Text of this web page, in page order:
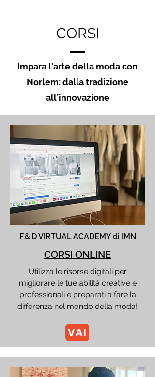
CORSI
Impara l’arte della moda con
Norlem: dalla tradizione
all’innovazione
F.&.D VIRTUAL ACADEMY di IMN
CORSI ONLINE
Utilizza le risorse digitali per
migliorare le tue abilità creative e
professionali e preparati a fare la
differenza nel mondo della moda!​
VAI